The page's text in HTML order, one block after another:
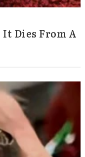
Dies From A